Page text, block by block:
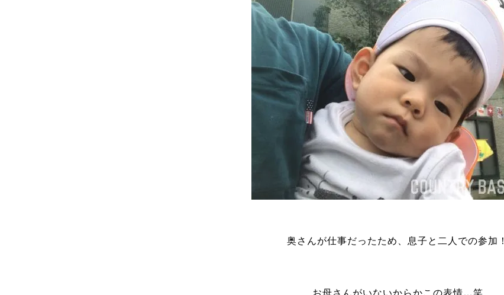
奥さんが仕事だったため、息子と二人での参加！
お母さんがいないからかこの表情…笑